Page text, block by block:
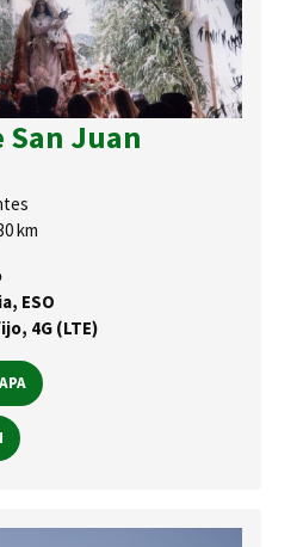
San Juan
km
ESO
4G (LTE)